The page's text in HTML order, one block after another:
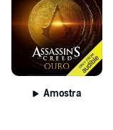
Amostra